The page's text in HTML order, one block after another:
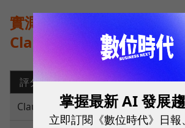
實測觀察：Perplexity資料
Claude創意力更佳
評分項目 文本理解 貼文撰
Claude
★★★☆☆
掌握最新 AI 發展
立即訂閱《數位時代》日報